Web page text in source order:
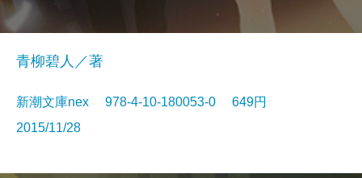
青柳碧人／著
新潮文庫nex 978-4-10-180053-0 649円
2015/11/28